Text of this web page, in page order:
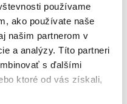
používame
ako používate naše
našim partnerom v
a analýzy. Títo partneri
s ďalšími
ktoré od vás získali,
CANIN Sensible 2 x 10
granule pre mačky s